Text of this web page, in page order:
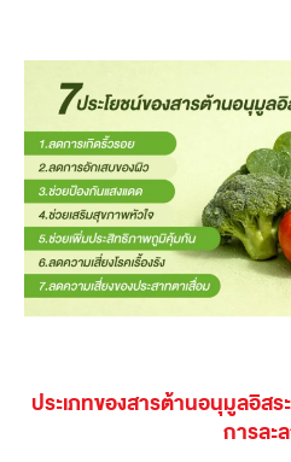
ประเภทของสารต้านอนุมูลอิส
การละ